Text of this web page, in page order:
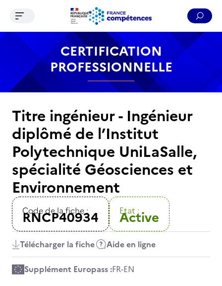
Contenu Recherche Menu Pied de page
Ouvrir le menu de navigation
CERTIFICATION
PROFESSIONNELLE
Titre ingénieur - Ingénieur
diplômé de l’Institut
Polytechnique UniLaSalle,
spécialité Géosciences et
Environnement
Code de la fiche :
RNCP40934 Etat :
Active
Télécharger la fiche Aide en ligne
Supplément Europass :FR-EN